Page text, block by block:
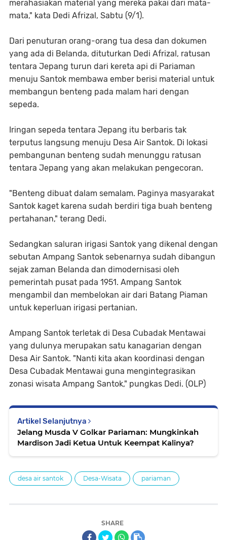
merahasiakan material yang mereka pakai dari mata-
mata," kata Dedi Afrizal, Sabtu (9/1).
Dari penuturan orang-orang tua desa dan dokumen
yang ada di Belanda, dituturkan Dedi Afrizal, ratusan
tentara Jepang turun dari kereta api di Pariaman
menuju Santok membawa ember berisi material untuk
membangun benteng pada malam hari dengan
sepeda.
Iringan sepeda tentara Jepang itu berbaris tak
terputus langsung menuju Desa Air Santok. Di lokasi
pembangunan benteng sudah menunggu ratusan
tentara Jepang yang akan melakukan pengecoran.
"Benteng dibuat dalam semalam. Paginya masyarakat
Santok kaget karena sudah berdiri tiga buah benteng
pertahanan," terang Dedi.
Sedangkan saluran irigasi Santok yang dikenal dengan
sebutan Ampang Santok sebenarnya sudah dibangun
sejak zaman Belanda dan dimodernisasi oleh
pemerintah pusat pada 1951. Ampang Santok
mengambil dan membelokan air dari Batang Piaman
untuk keperluan irigasi pertanian.
Ampang Santok terletak di Desa Cubadak Mentawai
yang dulunya merupakan satu kanagarian dengan
Desa Air Santok. "Nanti kita akan koordinasi dengan
Desa Cubadak Mentawai guna mengintegrasikan
zonasi wisata Ampang Santok," pungkas Dedi. (OLP)
Artikel Selanjutnya
Jelang Musda V Golkar Pariaman: Mungkinkah
Mardison Jadi Ketua Untuk Keempat Kalinya?
desa air santok Desa-Wisata pariaman
SHARE